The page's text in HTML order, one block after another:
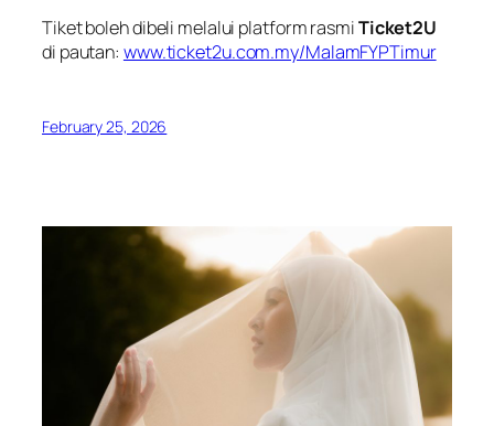
Tiket boleh dibeli melalui platform rasmiTicket2U
di pautan: www.ticket2u.com.my/MalamFYPTimur
February 25, 2026